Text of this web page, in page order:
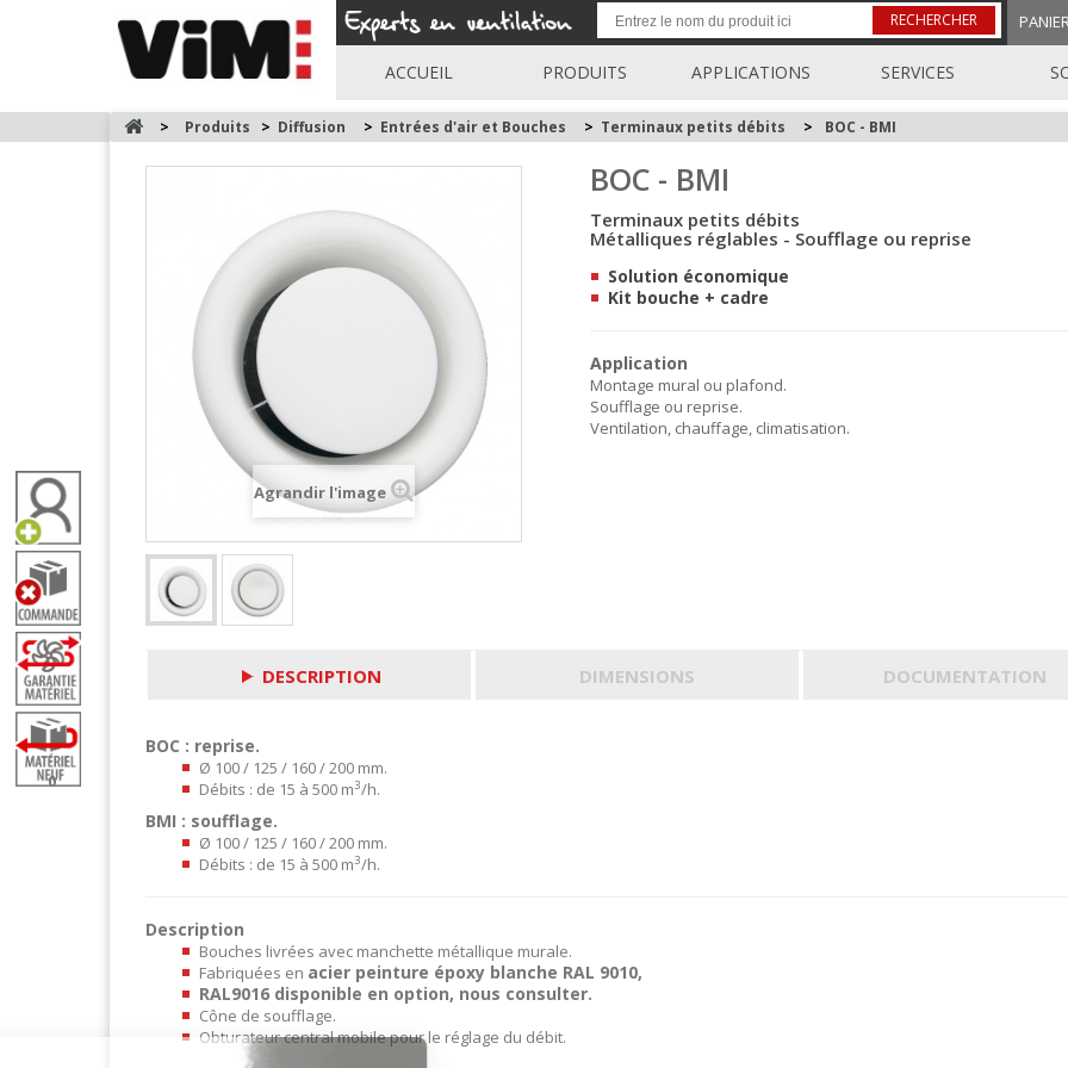
RECHERCHER
ACCUEIL PRODUITS APPLICATIONS SERVICES
0
> Produits > Diffusion > Entrées d'air et Bouches > Terminaux petits débits > BOC - BMI
Agrandir l'image
BOC - BMI
Terminaux petits débits
Métalliques réglables - Soufflage ou reprise
Solution économique
Kit bouche + cadre
Application
Montage mural ou plafond.
Soufflage ou reprise.
Ventilation, chauffage, climatisation.
DESCRIPTION DIMENSIONS DOCUMENTATION
BOC : reprise.
Ø 100 / 125 / 160 / 200 mm.
Débits : de 15 à 500 m3/h.
BMI : soufflage.
Ø 100 / 125 / 160 / 200 mm.
Débits : de 15 à 500 m3/h.
Description
Bouches livrées avec manchette métallique murale.
Fabriquées en acier peinture époxy blanche RAL 9010,
RAL9016 disponible en option, nous consulter.
Cône de soufflage.
Obturateur central mobile pour le réglage du débit.